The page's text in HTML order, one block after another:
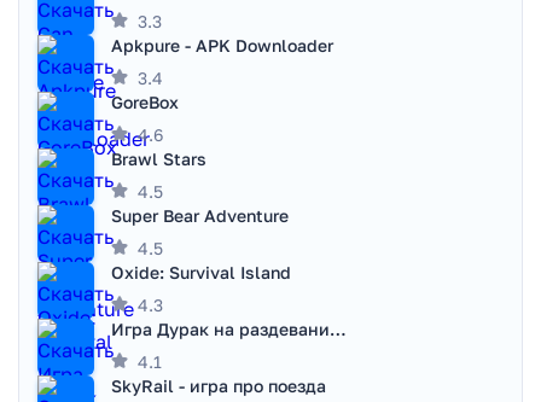
3.3
Apkpure - APK Downloader
3.4
GoreBox
4.6
Brawl Stars
4.5
Super Bear Adventure
4.5
Oxide: Survival Island
4.3
Игра Дурак на раздевание - Правила игры
4.1
SkyRail - игра про поезда